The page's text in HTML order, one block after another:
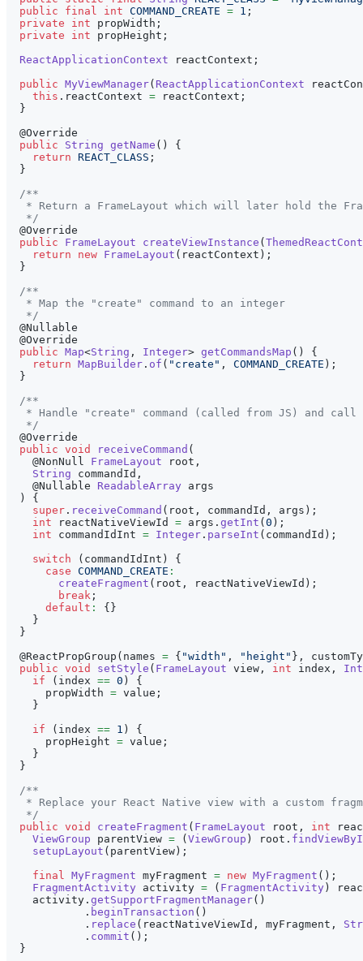
public
final int COMMAND_CREATE = 1 ;
private
int propWidth ;
private
int propHeight ;
ReactApplicationContext reactContext ;
public MyViewManager( ReactApplicationContext
this . reactContext = reactContext ;
}
@Override
public
String getName ( )
{
return REACT_CLASS ;
}
/**
* Return a FrameLayout which will later hold the
   */
@Override
public
FrameLayout createViewInstance (
return
new FrameLayout ( reactContext ) ;
}
/**
   * Map the "create" command to an integer
   */
@Nullable
@Override
public Map<String , Integer> getCommandsMap ( )
{
return MapBuilder . of ( "create" , COMMAND_CREATE ) ;
}
/**
* Handle "create" command (called from JS) and call
   */
@Override
public void receiveCommand (
@NonNull
FrameLayout root ,
String commandId ,
@Nullable
ReadableArray args
)
{
super . receiveCommand ( root , commandId , args ) ;
int reactNativeViewId = args . getInt ( 0 ) ;
int commandIdInt = Integer . parseInt ( commandId ) ;
switch
( commandIdInt )
{
case COMMAND_CREATE :
createFragment ( root , reactNativeViewId ) ;
break ;
default : { }
}
}
@ReactPropGroup ( names = { "width" , "height" } ,
public void setStyle ( FrameLayout view , int index ,
if
( index == 0 )
{
      propWidth
= value ;
}
if
( index == 1 )
{
      propHeight
= value ;
}
}
/**
* Replace your React Native view with a custom
   */
public void createFragment ( FrameLayout root , int
ViewGroup parentView = ( ViewGroup ) root .
setupLayout ( parentView ) ;
final MyFragment myFragment = new MyFragment ( ) ;
FragmentActivity activity = ( FragmentActivity )
    activity
. getSupportFragmentManager( )
. beginTransaction ( )
. replace ( reactNativeViewId , myFragment ,
. commit ( ) ;
}